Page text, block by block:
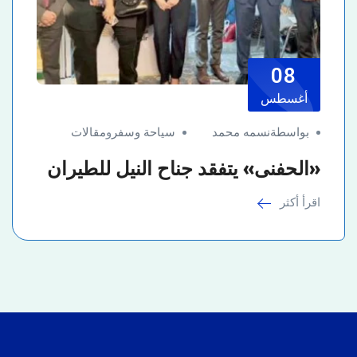
08
أغسطس
بواسطةنسمه محمد سياحة وسفر ومقالات
«الحفنى» يتفقد جناح النيل للطيران
اقرأ أكثر